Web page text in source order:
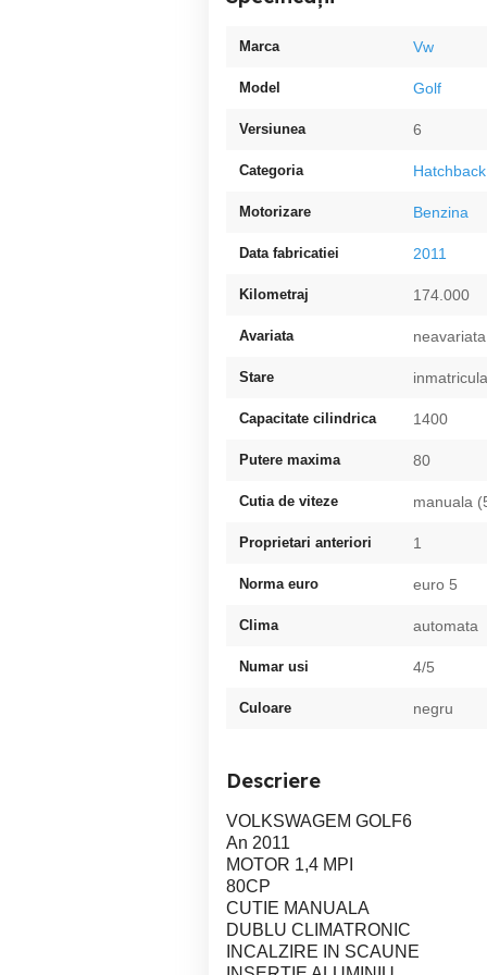
Marca Vw
Model Golf
Versiunea 6
Categoria Hatchback
Motorizare Benzina
Data fabricatiei 2011
Kilometraj 174.000
Avariata neavariata
Stare
Capacitate cilindrica 1400
Putere maxima 80
Cutia de viteze manuala
Proprietari anteriori 1
Norma euro euro 5
Clima automata
Numar usi 4/5
Culoare negru
Descriere
VOLKSWAGEM GOLF6
An 2011
MOTOR 1,4 MPI
80CP
CUTIE MANUALA
DUBLU CLIMATRONIC
INCALZIRE IN SCAUNE